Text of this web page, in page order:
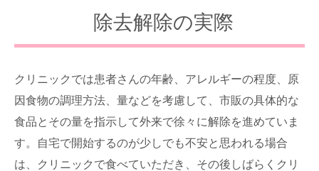
除去解除の実際
クリニックでは患者さんの年齢、アレルギーの程度、原
因食物の調理方法、量などを考慮して、市販の具体的な
食品とその量を指示して外来で徐々に解除を進めていま
す。自宅で開始するのが少しでも不安と思われる場合
は、クリニックで食べていただき、その後しばらくクリ